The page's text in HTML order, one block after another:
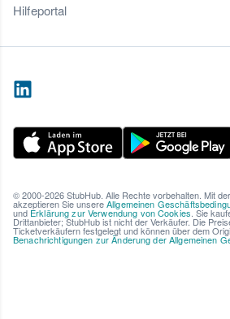
Hilfeportal
© 2000-2026 StubHub. Alle Rechte vorbehalten. Mit
akzeptieren Sie unsereAllgemeinen
und Erklärung zur Verwendung von Cookies . Sie
Drittanbieter; StubHub ist nicht der Verkäufer. Die
Ticketverkäufern festgelegt und können über dem
Benachrichtigungen zur Änderung der Allgemeinen